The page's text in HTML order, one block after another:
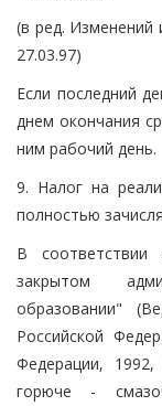
(в ред.
27.03.97)
Если последний
днем окончания
ним рабочий день.
9. Налог на
полностью
В
закрытом
образовании"
Российской
Федерации,
горюче -